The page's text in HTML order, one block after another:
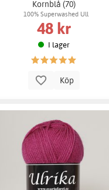
Kornblå (70)
100% Superwashed Ull
48 kr
I lager
Köp